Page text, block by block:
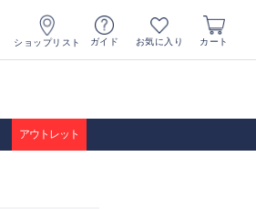
ショップリスト ガイド お気に入り カート
アウトレット